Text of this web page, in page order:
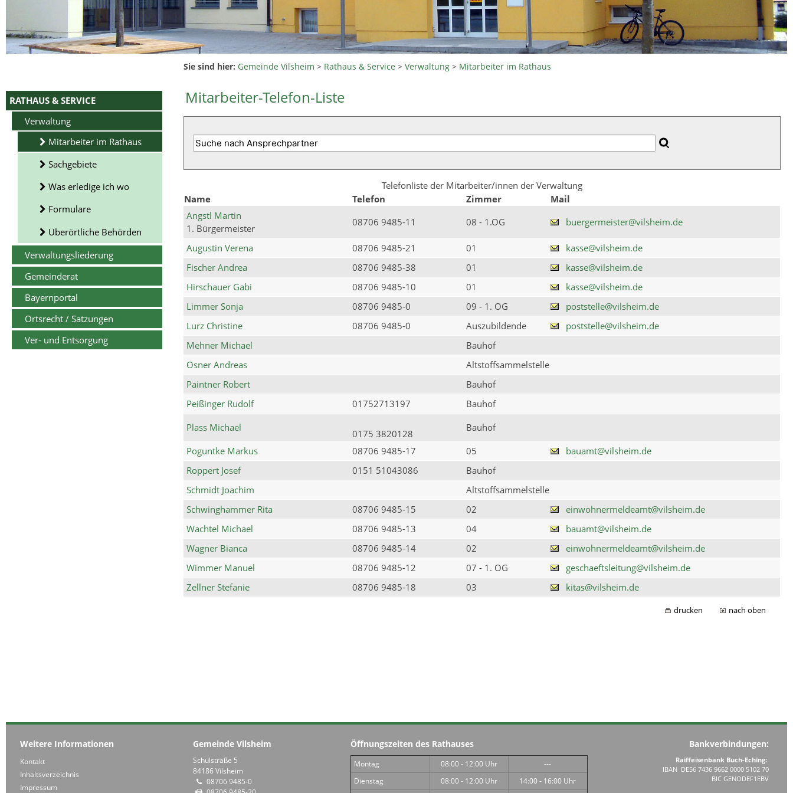
RATHAUS & SERVICE
Verwaltung
Mitarbeiter im Rathaus
Sachgebiete
Was erledige ich wo
Formulare
Überörtliche Behörden
Verwaltungsliederung
Gemeinderat
Bayernportal
Ortsrecht / Satzungen
Ver- und Entsorgung
Sie sind hier: Gemeinde Vilsheim > Rathaus & Service >Verwaltung > Mitarbeiter im Rathaus
Mitarbeiter-Telefon-Liste
Telefonliste der Mitarbeiter/innen der Verwaltung
Name
Telefon Zimmer
Mail
Angstl Martin
1. Bürgermeister
08706 9485-11 08 - 1.OG buergermeister@vilsheim.de
Augustin Verena 08706 9485-21 01
kasse@vilsheim.de
Fischer Andrea
08706 9485-38 01
kasse@vilsheim.de
Hirschauer Gabi
08706 9485-10 01
kasse@vilsheim.de
Limmer Sonja
08706 9485-0 09 - 1. OG
poststelle@vilsheim.de
Lurz Christine
08706 9485-0 Auszubildende
poststelle@vilsheim.de
Mehner Michael
Bauhof
Osner Andreas
Altstoffsammelstelle
Paintner Robert
Bauhof
Peißinger Rudolf
01752713197
Bauhof
Plass Michael
0175 3820128
Bauhof
Poguntke Markus
08706 9485-17 05
bauamt@vilsheim.de
Roppert Josef
0151 51043086
Bauhof
Schmidt Joachim
Altstoffsammelstelle
Schwinghammer Rita
08706 9485-15 02
einwohnermeldeamt@vilsheim.de
Wachtel Michael
08706 9485-13 04
bauamt@vilsheim.de
Wagner Bianca
08706 9485-14 02
einwohnermeldeamt@vilsheim.de
Wimmer Manuel
08706 9485-12 07 - 1. OG
geschaeftsleitung@vilsheim.de
Zellner Stefanie
08706 9485-18 03 kitas@vilsheim.de
drucken nach oben
Weitere Informationen
Kontakt
Inhaltsverzeichnis
Impressum
Gemeinde Vilsheim
Schulstraße 5
84186 Vilsheim
08706 9485-0
Öffnungszeiten des Rathauses
Montag 08:00 - 12:00 Uhr
---
Dienstag
08:00 - 12:00 Uhr
14:00 - 16:00 Uhr
Bankverbindungen:
Raiffeisenbank Buch-Eching:
IBAN DE56 7436 9662 0000 5102 70
BIC GENODEF1EBV